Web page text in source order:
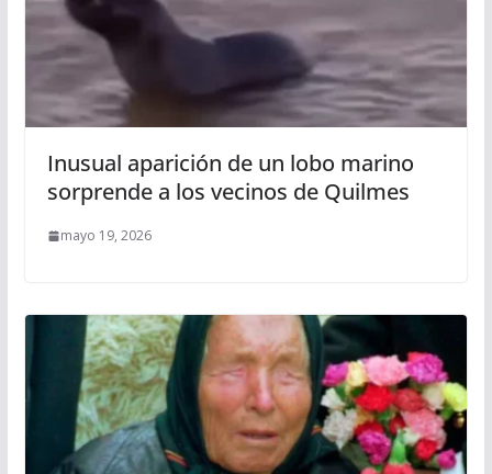
Inusual aparición de un lobo marino
sorprende a los vecinos de Quilmes
mayo 19, 2026